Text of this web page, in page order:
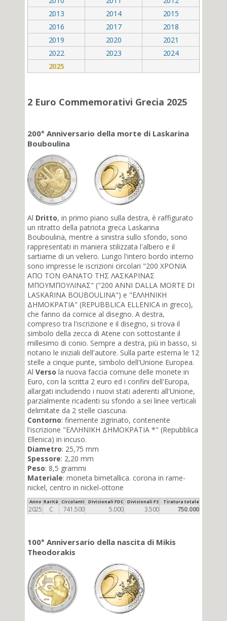
2013
2014
2015
2016
2017
2018
2019
2020
2021
2022
2023
2024
2025
2 Euro Commemorativi Grecia 2025
200° Anniversario della morte di Laskarina
Bouboulina
Al Dritto, in primo piano sulla destra, è raffigurato
un ritratto della patriota greca Laskarina
Bouboulina, mentre a sinistra sullo sfondo, sono
rappresentati in maniera stilizzata l'albero e il
sartiame di un veliero. Lungo l'intero bordo interno
sono impresse le iscrizioni circolari "200 ΧΡΟΝΙΑ
ΑΠΟ ΤΟΝ ΘΑΝΑΤΟ ΤΗΣ ΛΑΣΚΑΡΙΝΑΣ
ΜΠΟΥΜΠΟΥΛΙΝΑΣ" ("200 ANNI DALLA MORTE DI
LASKARINA BOUBOULINA") e "ΕΛΛΗΝΙΚΗ
ΔΗΜΟΚΡΑΤΙΑ" (REPUBBLICA ELLENICA in greco),
che fanno da cornice al disegno. A destra,
compreso tra l'iscrizione e il disegno, si trova il
simbolo della zecca di Atene con sottostante il
millesimo di conio. Sempre a destra, più in basso, si
notano le iniziali dell'autore. Sulla parte esterna le 12
stelle a cinque punte, simbolo dell'Unione Europea.
Al Verso la nuova faccia comune delle monete in
Euro, con la scritta 2 euro ed i confini dell'Europa,
allargati includendo i nuovi stati aderenti all'Unione,
parzialmente ricadenti su sfondo a sei linee verticali
delimitate da 2 stelle ciascuna.
Contorno: finemente zigrinato, contenente
l'iscrizione "ΕΛΛΗΝΙΚΗ ΔΗΜΟΚΡΑΤΙΑ *" (Repubblica
Ellenica) in incuso.
Diametro: 25,75 mm
Spessore: 2,20 mm
Peso: 8,5 grammi
Materiale: moneta bimetallica. corona in rame-
nickel, centro in nickel-ottone
Anno Rarità Circolanti Divisionali FDC Divisionali FS Tiratura totale
2025 C 741.500 5.000 3.500 750.000
100° Anniversario della nascita di Mikis
Theodorakis